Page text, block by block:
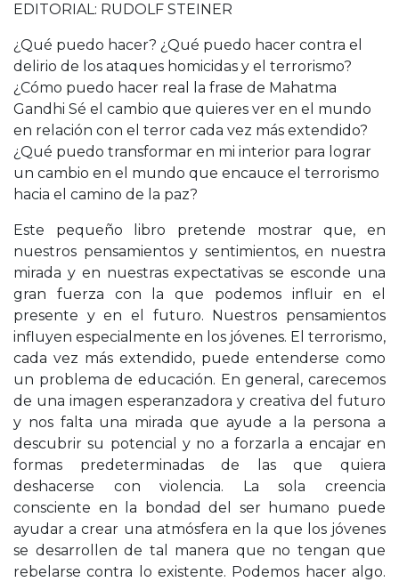
EDITORIAL: RUDOLF STEINER
¿Qué puedo hacer? ¿Qué puedo hacer contra el
delirio de los ataques homicidas y el terrorismo?
¿Cómo puedo hacer real la frase de Mahatma
Gandhi Sé el cambio que quieres ver en el mundo
en relación con el terror cada vez más extendido?
¿Qué puedo transformar en mi interior para lograr
un cambio en el mundo que encauce el terrorismo
hacia el camino de la paz?
Este pequeño libro pretende mostrar que, en
nuestros pensamientos y sentimientos, en nuestra
mirada y en nuestras expectativas se esconde una
gran fuerza con la que podemos influir en el
presente y en el futuro. Nuestros pensamientos
influyen especialmente en los jóvenes. El terrorismo,
cada vez más extendido, puede entenderse como
un problema de educación. En general, carecemos
de una imagen esperanzadora y creativa del futuro
y nos falta una mirada que ayude a la persona a
descubrir su potencial y no a forzarla a encajar en
formas predeterminadas de las que quiera
deshacerse con violencia. La sola creencia
consciente en la bondad del ser humano puede
ayudar a crear una atmósfera en la que los jóvenes
se desarrollen de tal manera que no tengan que
rebelarse contra lo existente. Podemos hacer algo.